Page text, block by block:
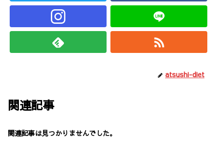
atsushi-diet
関連記事
関連記事は見つかりませんでした。